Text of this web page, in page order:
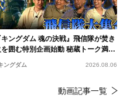
キングダム 魂の決戦』飛信隊が焚き
を囲む特別企画始動 秘蔵トーク満載
“キングダムキャンプ”開催
ングダム 2026.08.06
動画記事一覧